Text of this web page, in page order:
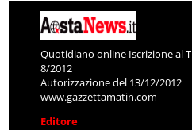
Quotidiano online Iscrizione al
8/2012
Autorizzazione del 13/12/2012
www.gazzettamatin.com
Editore